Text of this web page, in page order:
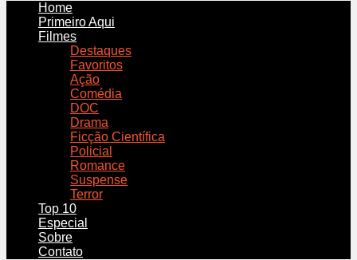
Home
Primeiro Aqui
Filmes
Destaques
Favoritos
Ação
Comédia
DOC
Drama
Ficção Científica
Policial
Romance
Suspense
Terror
Top 10
Especial
Sobre
Contato